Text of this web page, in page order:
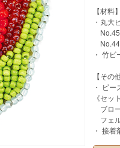
【材料】
・丸大
・ 竹
【その
・ ビ
《セッ
ブロ
フェ
・ 接